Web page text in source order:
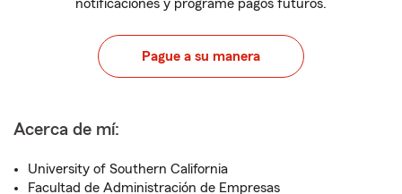
notificaciones y programe pagos futuros.
Pague a su manera
Acerca de mí:
University of Southern California
Facultad de Administración de Empresas